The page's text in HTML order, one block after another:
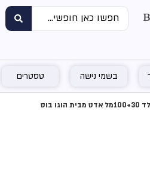
בשמי נישה טסטרים